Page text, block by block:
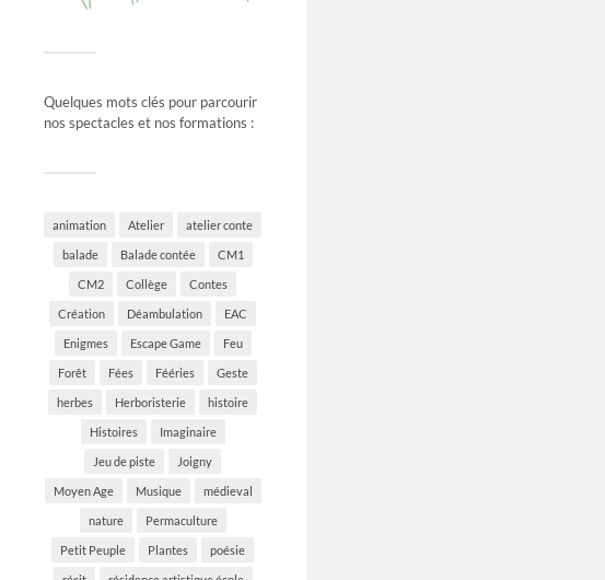
Quelques mots clés pour parcourir
nos spectacles et nos formations :
animation Atelier atelier conte
balade Balade contée CM1
CM2 Collège Contes
Création Déambulation EAC
Enigmes Escape Game Feu
Forêt Fées Fééries Geste
herbes Herboristerie histoire
Histoires Imaginaire
Jeu de piste Joigny
Moyen Age Musique médieval
nature Permaculture
Petit Peuple Plantes poésie